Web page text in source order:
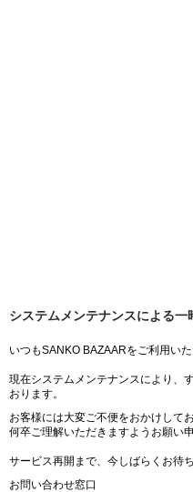
システムメンテナンスによる
いつもSANKO BAZAARをご利用い
現在システムメンテナンスにより、
おります。
お客様には大変ご不便をおかけして
何卒ご理解いただきますようお願い
サービス再開まで、今しばらくお待ち
お問い合わせ窓口